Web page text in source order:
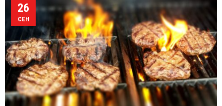
26
СЕН